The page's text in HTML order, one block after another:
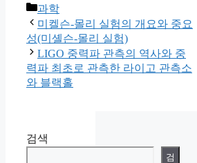
카
테
고
리
과학
미켈슨-몰리 실험의 개요와 중요
성(미셸슨-몰리 실험)
LIGO 중력파 관측의 역사와 중
력파 최초로 관측한 라이고 관측소
와 블랙홀
검색
검